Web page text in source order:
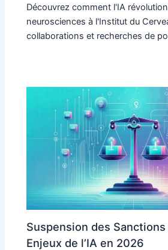
Découvrez comment l'IA
neurosciences à l'Institut du
collaborations et recherches de
Suspension des Sanctions
Enjeux de l’IA en 2026